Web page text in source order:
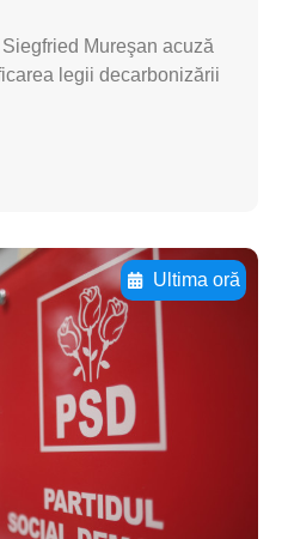
Mureşan acuză
legii decarbonizării
Ultima oră
pentru
aici
aici
aici